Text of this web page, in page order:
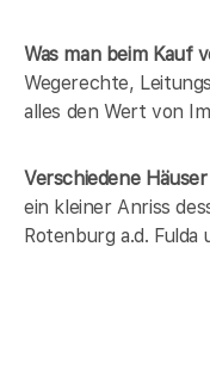
Was man beim Kauf
Wegerechte,
alles den Wert von
Verschiedene
ein kleiner Anriss
Rotenburg a.d.